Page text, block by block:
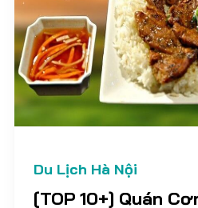
Du Lịch Hà Nội
[TOP 10+] Quán